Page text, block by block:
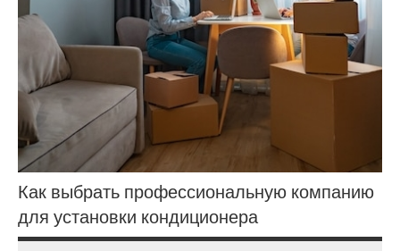
Как выбрать профессиональную компанию
для установки кондиционера